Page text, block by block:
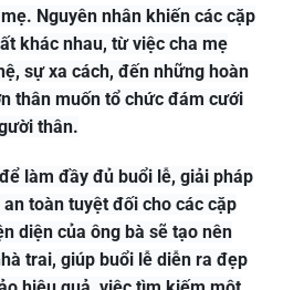
Nguyên nhân khiến các cặp
khác nhau, từ việc cha mẹ
sự xa cách, đến những hoàn
thân muốn tổ chức đám cưới
thân.
làm đầy đủ buổi lễ, giải pháp
toàn tuyệt đối cho các cặp
diện của ông bà sẽ tạo nên
trai, giúp buổi lễ diễn ra đẹp